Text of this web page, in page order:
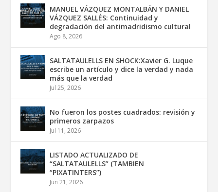
MANUEL VÁZQUEZ MONTALBÁN Y DANIEL
VÁZQUEZ SALLÉS: Continuidad y
degradación del antimadridismo cultural
Ago 8, 2026
SALTATAULELLS EN SHOCK:Xavier G. Luque
escribe un artículo y dice la verdad y nada
más que la verdad
Jul 25, 2026
No fueron los postes cuadrados: revisión y
primeros zarpazos
Jul 11, 2026
LISTADO ACTUALIZADO DE
“SALTATAULELLS” (TAMBIEN
“PIXATINTERS”)
Jun 21, 2026